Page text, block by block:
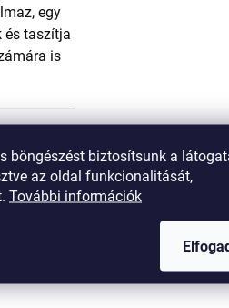
böngészést biztosítsunk a
az oldal funkcionalitását,
További információk
egy
és taszítja
is
és